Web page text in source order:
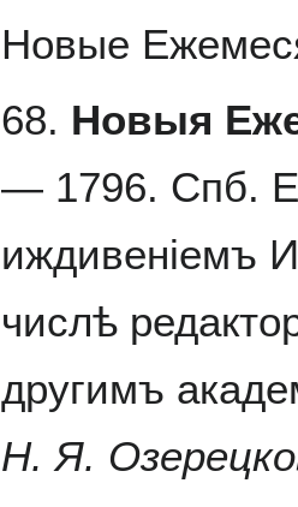
Новые
68. Новыя
— 1796. Спб.
иждивеніемъ
числѣ
другимъ
Н. Я.